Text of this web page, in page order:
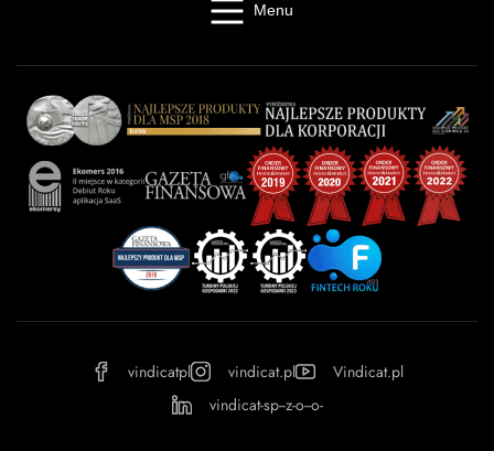
Menu
Baza wiedzyKontaktKalkulator odsetekMiastaPartnerzyFAQRegulaminOWU
vindicatpl vindicat.pl
Vindicat.pl
vindicat-sp--z-o--o-